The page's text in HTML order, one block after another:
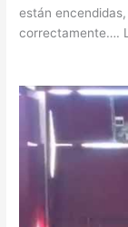
están
correctamente….